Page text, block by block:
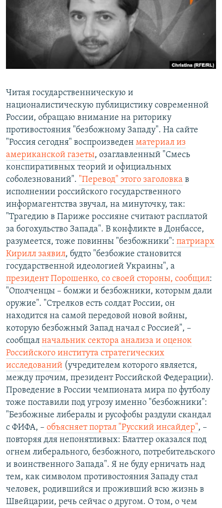
РАСПИСАНИЕ ВЕЩАНИЯ
ПОДПИШИТЕСЬ НА РАССЫЛКУ
СОЦИАЛЬНЫЕ СЕТИ
Все сайты РСЕ/РС
Читая государственническую и
националистическую публицистику современной
России, обращаю внимание на риторику
противостояния "безбожному Западу". На сайте
"Россия сегодня" воспроизведен материал из
американской газеты, озаглавленный "Смесь
конспиративных теорий и официальных
соболезнований". "Перевод" этого заголовка в
исполнении российского государственного
информагентства звучал, на минуточку, так:
"Трагедию в Париже россияне считают расплатой
за богохульство Запада". В конфликте в Донбассе,
разумеется, тоже повинны "безбожники": патриарх
Кирилл заявил, будто "безбожие становится
государственной идеологией Украины", а
президент Порошенко, со своей стороны, сообщил:
"Ополченцы – бомжи и безбожники, которым дали
оружие". "Стрелков есть солдат России, он
находится на самой передовой новой войны,
которую безбожный Запад начал с Россией", –
сообщал начальник сектора анализа и оценок
Российского института стратегических
исследований (учредителем которого является,
между прочим, президент Российской Федерации).
Проведение в России чемпионата мира по футболу
тоже поставили под угрозу именно "безбожники":
"Безбожные либералы и русофобы раздули скандал
с ФИФА, – объясняет портал "Русский инсайдер", –
повторяя для непонятливых: Блаттер оказался под
огнем либерального, безбожного, потребительского
и воинственного Запада". Я не буду ерничать над
тем, как символом противостояния Западу стал
человек, родившийся и проживший всю жизнь в
Швейцарии, речь сейчас о другом. О том, о чем